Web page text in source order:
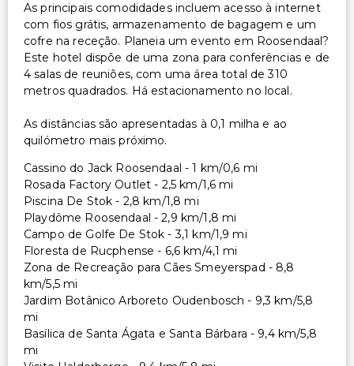
As principais comodidades incluem acesso à internet
com fios grátis, armazenamento de bagagem e um
cofre na receção. Planeia um evento em Roosendaal?
Este hotel dispõe de uma zona para conferências e de
4 salas de reuniões, com uma área total de 310
metros quadrados. Há estacionamento no local.
As distâncias são apresentadas à 0,1 milha e ao
quilómetro mais próximo.
Cassino do Jack Roosendaal - 1 km/0,6 mi
Rosada Factory Outlet - 2,5 km/1,6 mi
Piscina De Stok - 2,8 km/1,8 mi
Playdôme Roosendaal - 2,9 km/1,8 mi
Campo de Golfe De Stok - 3,1 km/1,9 mi
Floresta de Rucphense - 6,6 km/4,1 mi
Zona de Recreação para Cães Smeyerspad - 8,8
km/5,5 mi
Jardim Botânico Arboreto Oudenbosch - 9,3 km/5,8
mi
Basílica de Santa Ágata e Santa Bárbara - 9,4 km/5,8
mi